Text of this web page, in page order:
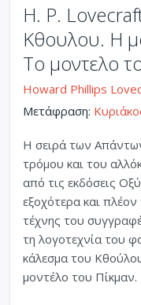
H. P.
Κθουλου. Η
Το μοντελο
Howard Phillips
Μετάφραση:
Η σειρά των
τρόμου και του
από τις εκδόσεις
εξοχότερα και
τέχνης του
τη λογοτεχνία του
κάλεσμα του
μοντέλο του Πίκμαν.